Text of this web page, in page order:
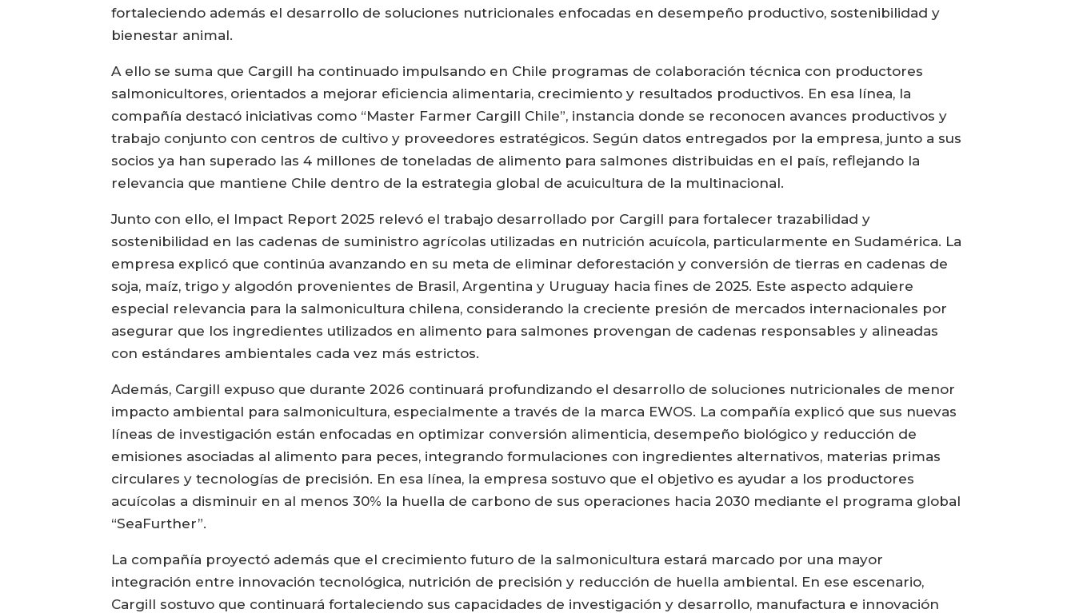
fortaleciendo además el desarrollo de soluciones nutricionales enfocadas en desempeño productivo, sostenibilidad y
bienestar animal.
A ello se suma que Cargill ha continuado impulsando en Chile programas de colaboración técnica con productores
salmonicultores, orientados a mejorar eficiencia alimentaria, crecimiento y resultados productivos. En esa línea, la
compañía destacó iniciativas como “Master Farmer Cargill Chile”, instancia donde se reconocen avances productivos y
trabajo conjunto con centros de cultivo y proveedores estratégicos. Según datos entregados por la empresa, junto a sus
socios ya han superado las 4 millones de toneladas de alimento para salmones distribuidas en el país, reflejando la
relevancia que mantiene Chile dentro de la estrategia global de acuicultura de la multinacional.
Junto con ello, el Impact Report 2025 relevó el trabajo desarrollado por Cargill para fortalecer trazabilidad y
sostenibilidad en las cadenas de suministro agrícolas utilizadas en nutrición acuícola, particularmente en Sudamérica. La
empresa explicó que continúa avanzando en su meta de eliminar deforestación y conversión de tierras en cadenas de
soja, maíz, trigo y algodón provenientes de Brasil, Argentina y Uruguay hacia fines de 2025. Este aspecto adquiere
especial relevancia para la salmonicultura chilena, considerando la creciente presión de mercados internacionales por
asegurar que los ingredientes utilizados en alimento para salmones provengan de cadenas responsables y alineadas
con estándares ambientales cada vez más estrictos.
Además, Cargill expuso que durante 2026 continuará profundizando el desarrollo de soluciones nutricionales de menor
impacto ambiental para salmonicultura, especialmente a través de la marca EWOS. La compañía explicó que sus nuevas
líneas de investigación están enfocadas en optimizar conversión alimenticia, desempeño biológico y reducción de
emisiones asociadas al alimento para peces, integrando formulaciones con ingredientes alternativos, materias primas
circulares y tecnologías de precisión. En esa línea, la empresa sostuvo que el objetivo es ayudar a los productores
acuícolas a disminuir en al menos 30% la huella de carbono de sus operaciones hacia 2030 mediante el programa global
“SeaFurther”.
La compañía proyectó además que el crecimiento futuro de la salmonicultura estará marcado por una mayor
integración entre innovación tecnológica, nutrición de precisión y reducción de huella ambiental. En ese escenario,
Cargill sostuvo que continuará fortaleciendo sus capacidades de investigación y desarrollo, manufactura e innovación